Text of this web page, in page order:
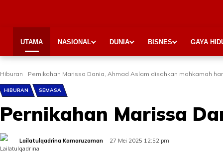
UTAMA NASIONAL DUNIA BISNES GAYA
Hiburan Pernikahan Marissa Dania, Ahmad Aslam disahkan mahkamah
HIBURAN SEMASA
Pernikahan Marissa
Lailatulqadrina Kamaruzaman 27 Mei 2025 12:52 pm